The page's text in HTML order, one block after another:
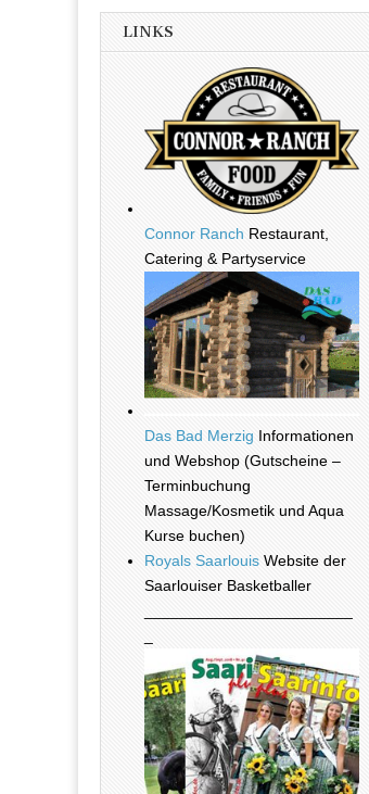
LINKS
Connor Ranch Restaurant,
Catering & Partyservice
Das Bad Merzig Informationen
und Webshop (Gutscheine –
Terminbuchung
Massage/Kosmetik und Aqua
Kurse buchen)
Royals Saarlouis Website der
Saarlouiser Basketballer